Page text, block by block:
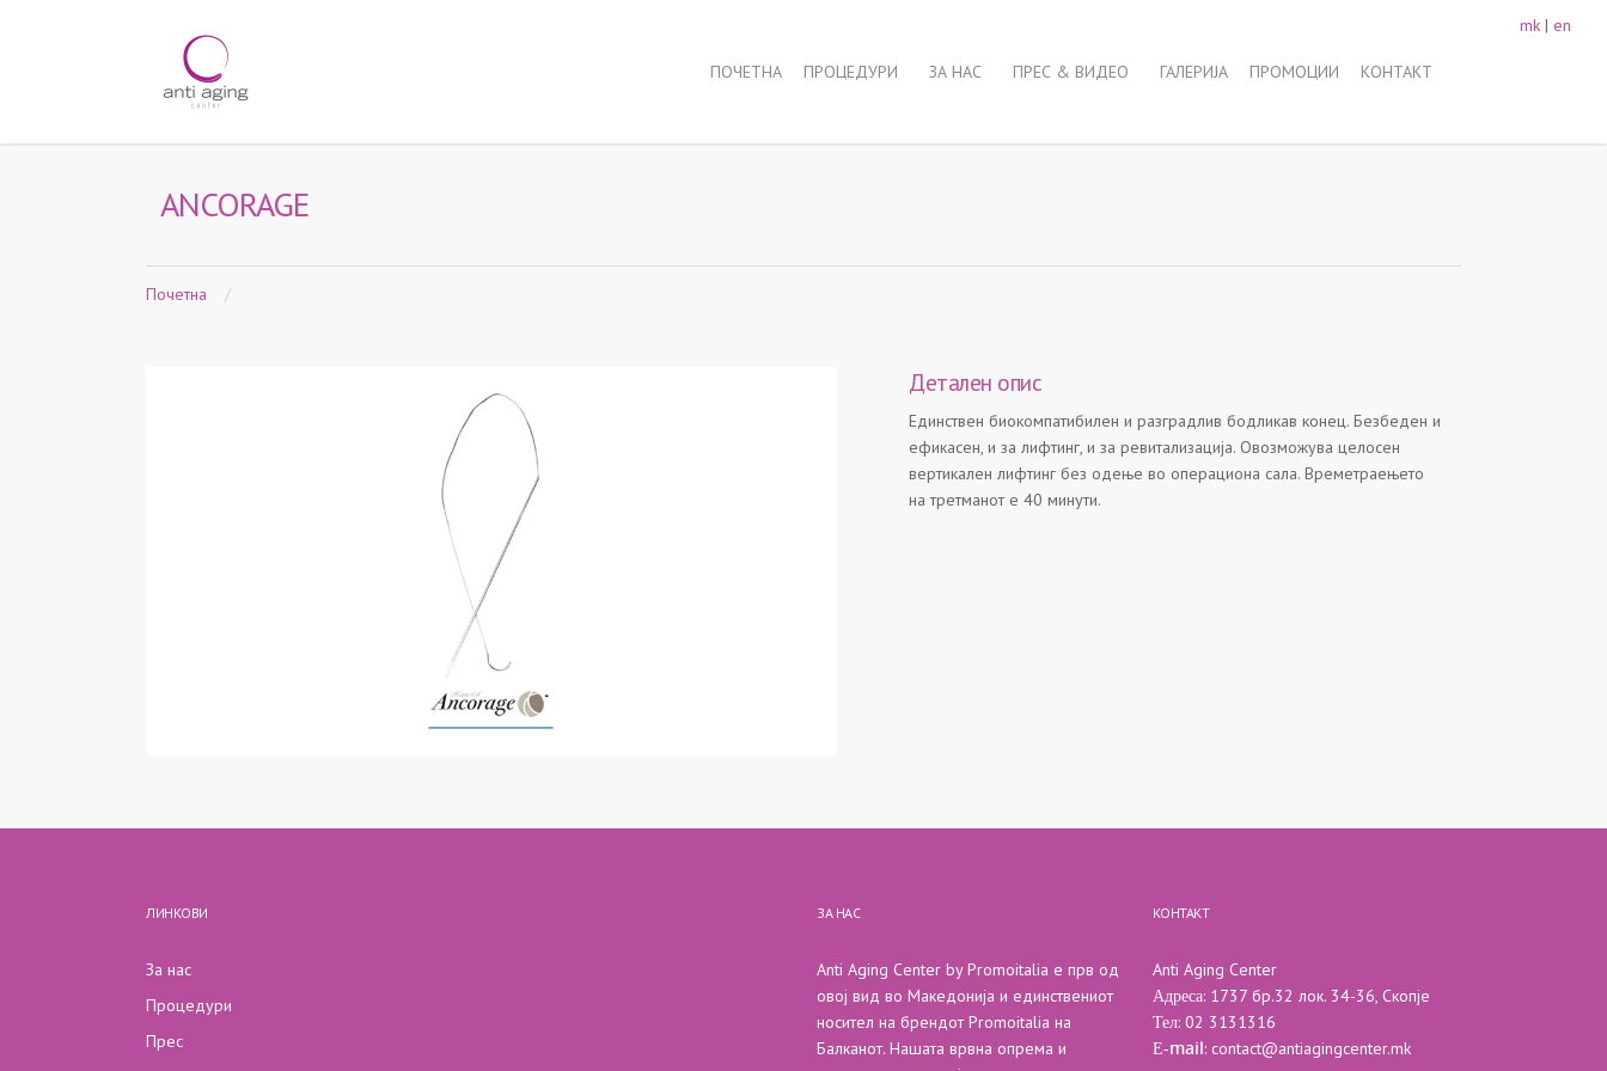
mk | en
ПОЧЕТНА ПРОЦЕДУРИ ЗА НАС ПРЕС & ВИДЕО ГАЛЕРИЈА ПРОМОЦИИ КОНТАКТ
ANCORAGE
Почетна /
Детален опис
Единствен биокомпатибилен и разградлив бодликав конец. Безбеден и
ефикасен, и за лифтинг, и за ревитализација. Овозможува целосен
вертикален лифтинг без одење во операциона сала. Времетраењето
на третманот е 40 минути.
ЛИНКОВИ
За нас
Процедури
Прес
ЗА НАС
Anti Aging Center by Promoitalia е прв од
овој вид во Македонија и единствениот
носител на брендот Promoitalia на
Балканот. Нашата врвна опрема и
КОНТАКТ
Anti Aging Center
Адреса: 1737 бр.32 лок. 34-36, Скопје
Тел: 02 3131316
Е-mail: contact@antiagingcenter.mk